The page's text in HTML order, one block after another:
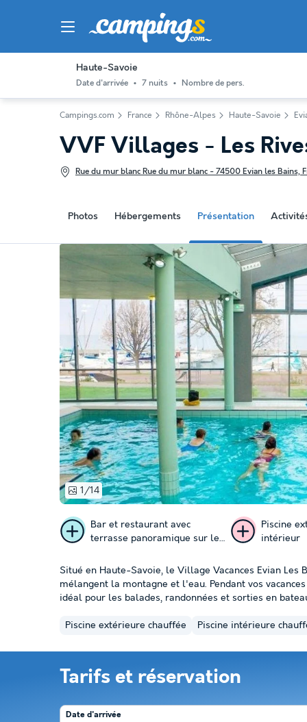
Haute-Savoie
Date d'arrivée 7 nuits Nombre de pers.
Campings.com France Rhône-Alpes Haute-Savoie
Photos Hébergements Présentation
VVF Villages - Les
Rue du mur blanc Rue du mur blanc - 74500 Evian les Bains,
1/14
Bar et restaurant avec
terrasse panoramique sur le
Piscine
intérieur
Situé en Haute-Savoie, le Village Vacances Evian
mélangent la montagne et l'eau. Pendant vos
idéal pour les balades, randonnées et sorties en
Piscine extérieure chauffée Piscine intérieure
Tarifs et réservation
Date d'arrivée